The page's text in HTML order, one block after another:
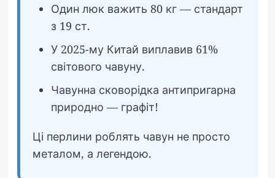
Один люк важить 80 кг — стандарт
з 19 ст.
У 2025-му Китай виплавив 61%
світового чавуну.
Чавунна сковорідка антипригарна
природно — графіт!
Ці перлини роблять чавун не просто
металом, а легендою.